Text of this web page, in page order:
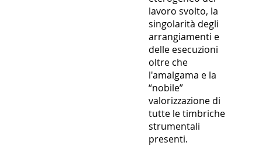
lavoro svolto, la
singolarità degli
arrangiamenti e
delle esecuzioni
oltre che
l'amalgama e la
“nobile”
valorizzazione di
tutte le timbriche
strumentali
presenti.